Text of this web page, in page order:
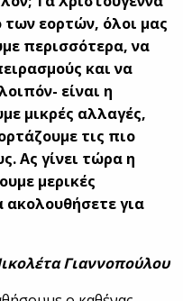
των εορτών, όλοι μας
περισσότερα, να
και να
είναι η
μικρές αλλαγές,
τις πιο
Ας γίνει τώρα η
μερικές
ακολουθήσετε για
Γιαννοπούλου